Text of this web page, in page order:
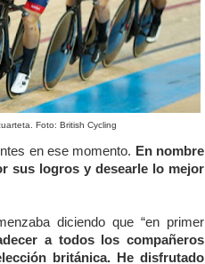
Foto: British Cycling
en ese momento. En nombre
sus logros y desearle lo mejor
diciendo que “en primer
a todos los compañeros
británica. He disfrutado